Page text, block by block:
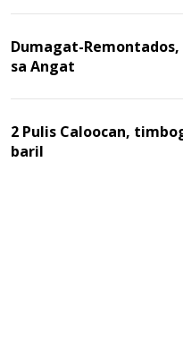
Dumagat-Remontados,
sa Angat
2 Pulis Caloocan,
baril